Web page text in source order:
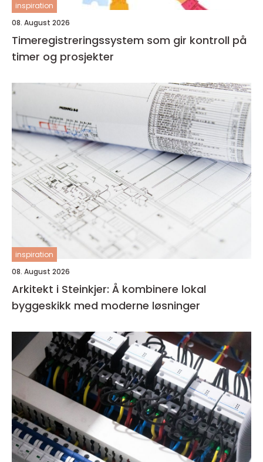
inspiration
08. August 2026
Timeregistreringssystem som gir kontroll på
timer og prosjekter
inspiration
08. August 2026
Arkitekt i Steinkjer: Å kombinere lokal
byggeskikk med moderne løsninger